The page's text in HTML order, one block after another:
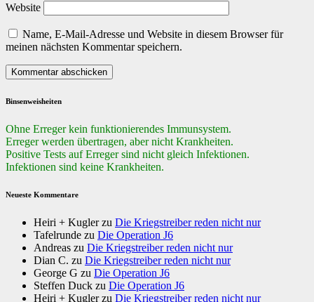
Website
Name, E-Mail-Adresse und Website in diesem Browser für
meinen nächsten Kommentar speichern.
Binsenweisheiten
Ohne Erreger kein funktionierendes Immunsystem.
Erreger werden übertragen, aber nicht Krankheiten.
Positive Tests auf Erreger sind nicht gleich Infektionen.
Infektionen sind keine Krankheiten.
Neueste Kommentare
Heiri + Kuglerzu Die Kriegstreiber reden nicht nur
Tafelrunde zu Die Operation J6
Andreas zu Die Kriegstreiber reden nicht nur
Dian C. zu Die Kriegstreiber reden nicht nur
George G zu Die Operation J6
Steffen Duck zu Die Operation J6
Heiri + Kuglerzu Die Kriegstreiber reden nicht nur